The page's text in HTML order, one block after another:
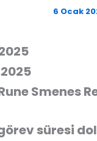
6 Ocak
Smenes
süresi